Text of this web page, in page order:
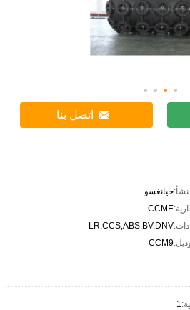
اتصل بنا
جيانغسو
CCME
LR,CCS,ABS,BV,DNV
CCM9
1